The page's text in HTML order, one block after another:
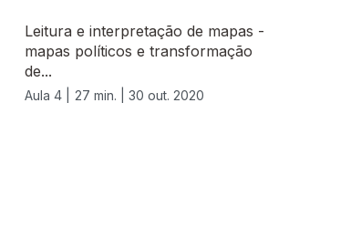
Leitura e interpretação de mapas -
mapas políticos e transformação
de...
Aula 4 | 27 min. | 30 out. 2020